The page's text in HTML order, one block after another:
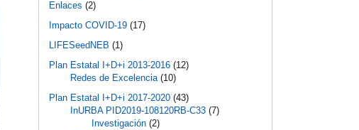
Enlaces (2)
Impacto COVID-19 (17)
LIFESeedNEB (1)
Plan Estatal I+D+i 2013-2016 (12)
Redes de Excelencia(10)
Plan Estatal I+D+i 2017-2020 (43)
InURBA PID2019-108120RB-C33 (7)
Investigación (2)